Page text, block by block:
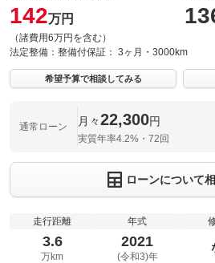
142万円
（諸費用6万円を含む）
法定整備： 整備付保証： 3ヶ月・3000km
希望予算で相談してみる
通常ローン 月々22,300円
実質年率4.2%・72回
ローンについて
走行距離
3.6
万km
年式
2021
(令和3)年